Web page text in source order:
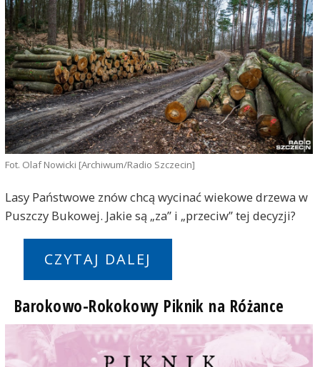
Fot. Olaf Nowicki [Archiwum/Radio Szczecin]
Lasy Państwowe znów chcą wycinać wiekowe drzewa w
Puszczy Bukowej. Jakie są „za” i „przeciw” tej decyzji?
CZYTAJ DALEJ
Barokowo-Rokokowy Piknik na Różance